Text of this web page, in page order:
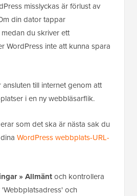
misslyckas är förlust av
din dator tappar
du skriver ett
WordPress inte att kunna spara
ansluten till internet genom att
i en ny webbläsarflik.
som det ska är nästa sak du
WordPress webbplats-URL-
» Allmäntoch kontrollera
och